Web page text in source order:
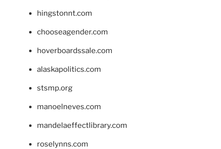
hingstonnt.com
chooseagender.com
hoverboardssale.com
alaskapolitics.com
stsmp.org
manoelneves.com
mandelaeffectlibrary.com
roselynns.com